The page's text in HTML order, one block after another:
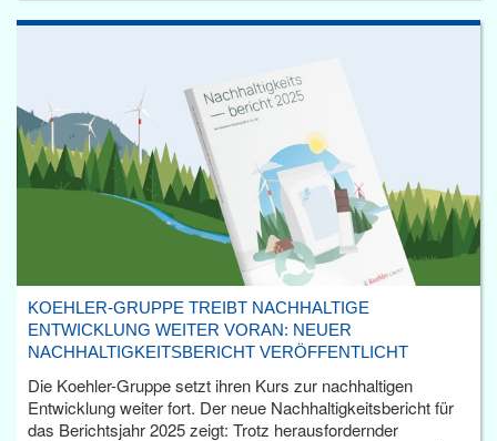
KOEHLER-GRUPPE TREIBT NACHHALTIGE
ENTWICKLUNG WEITER VORAN: NEUER
NACHHALTIGKEITSBERICHT VERÖFFENTLICHT
Die Koehler-Gruppe setzt ihren Kurs zur nachhaltigen
Entwicklung weiter fort. Der neue Nachhaltigkeitsbericht für
das Berichtsjahr 2025 zeigt: Trotz herausfordernder